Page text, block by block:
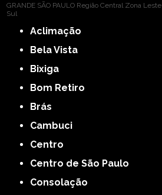
GRANDE SÃO PAULO Região Central Zona Leste
Sul
Aclimação
Bela Vista
Bixiga
Bom Retiro
Brás
Cambuci
Centro
Centro de São Paulo
Consolação